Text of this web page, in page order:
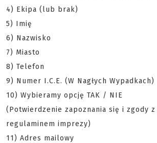
4) Ekipa (lub brak)
5) Imię
6) Nazwisko
7) Miasto
8) Telefon
9) Numer I.C.E. (W Nagłych Wypadkach)
10) Wybieramy opcję TAK / NIE
(Potwierdzenie zapoznania się i zgody z
regulaminem imprezy)
11) Adres mailowy